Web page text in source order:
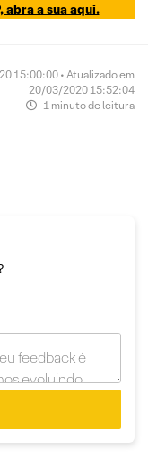
abra a sua aqui.
15:00:00 • Atualizado em
20/03/2020 15:52:04
1 minuto de leitura